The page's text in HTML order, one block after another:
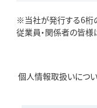
※当社が発行する6桁
従業員・関係者の皆様
個人情報取扱いについ